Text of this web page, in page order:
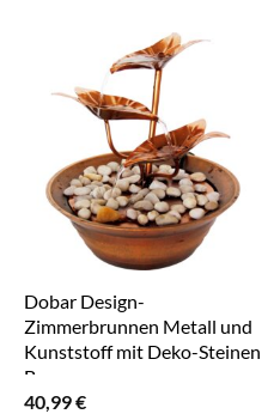
Dobar Design-
Zimmerbrunnen Metall und
Kunststoff mit Deko-Steinen
Braun
40,99€